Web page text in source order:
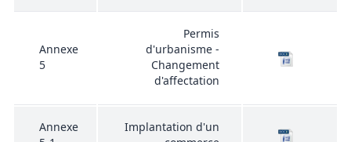
Annexe
5
Permis
d'urbanisme -
Changement
d'affectation
Annexe
Implantation d'un